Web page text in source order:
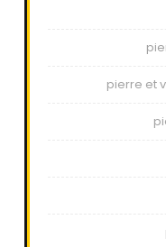
pierre et